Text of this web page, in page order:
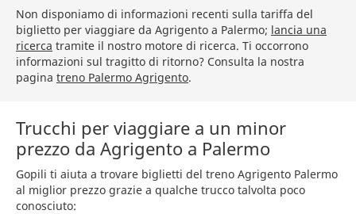
Non disponiamo di informazioni recenti sulla tariffa del
biglietto per viaggiare da Agrigento a Palermo; lancia una
ricerca tramite il nostro motore di ricerca. Ti occorrono
informazioni sul tragitto di ritorno? Consulta la nostra
pagina treno Palermo Agrigento.
Trucchi per viaggiare a un minor
prezzo da Agrigento a Palermo
Gopili ti aiuta a trovare biglietti del treno Agrigento Palermo
al miglior prezzo grazie a qualche trucco talvolta poco
conosciuto: